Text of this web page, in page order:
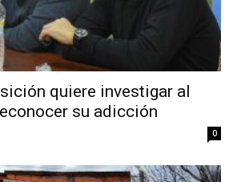
quiere investigar al
su adicción
0